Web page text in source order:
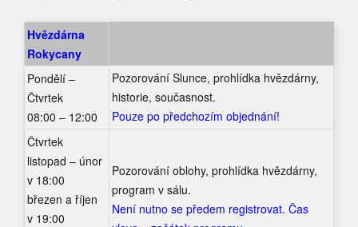
Hvězdárna
Rokycany
Pondělí –
Čtvrtek
08:00 – 12:00
Pozorování Slunce, prohlídka hvězdárny,
historie, současnost.
Pouze po předchozím objednání!
Čtvrtek
listopad – únor
v 18:00
březen a říjen
v 19:00
Pozorování oblohy, prohlídka hvězdárny,
program v sálu.
Není nutno se předem registrovat. Čas